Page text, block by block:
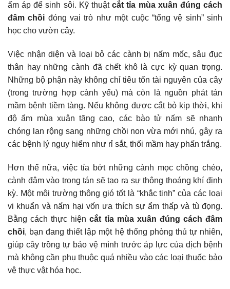
ấm áp để sinh sôi. Kỹ thuậtcắt tỉa mùa xuân đúng cách
đâm chồi đóng vai trò như một cuộc “tổng vệ sinh” sinh
học cho vườn cây.
Việc nhận diện và loại bỏ các cành bị nấm mốc, sâu đục
thân hay những cành đã chết khô là cực kỳ quan trọng.
Những bộ phận này không chỉ tiêu tốn tài nguyên của cây
(trong trường hợp cành yếu) mà còn là nguồn phát tán
mầm bệnh tiềm tàng. Nếu không được cắt bỏ kịp thời, khi
độ ẩm mùa xuân tăng cao, các bào tử nấm sẽ nhanh
chóng lan rộng sang những chồi non vừa mới nhú, gây ra
các bệnh lý nguy hiểm như rỉ sắt, thối mầm hay phấn trắng.
Hơn thế nữa, việc tỉa bớt những cành mọc chồng chéo,
cành đâm vào trong tán sẽ tạo ra sự thông thoáng khí định
kỳ. Một môi trường thông gió tốt là “khắc tinh” của các loại
vi khuẩn và nấm hại vốn ưa thích sự ẩm thấp và tù đọng.
Bằng cách thực hiệncắt tỉa mùa xuân đúng cách đâm
chồi, bạn đang thiết lập một hệ thống phòng thủ tự nhiên,
giúp cây trồng tự bảo vệ mình trước áp lực của dịch bệnh
mà không cần phụ thuộc quá nhiều vào các loại thuốc bảo
vệ thực vật hóa học.